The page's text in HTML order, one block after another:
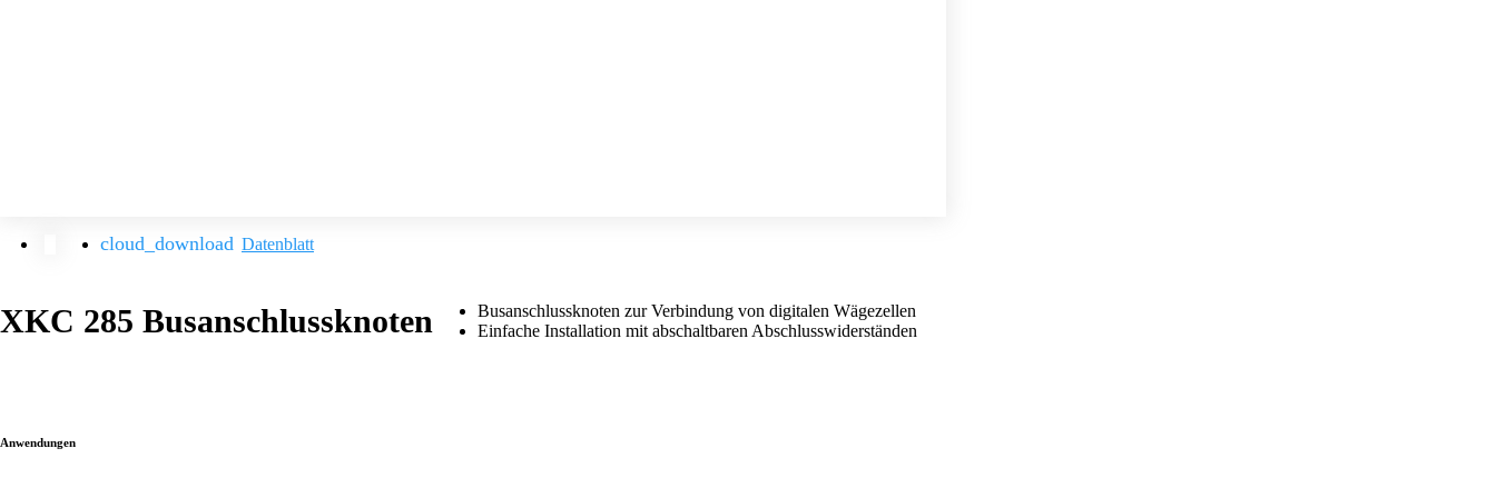
Datenblatt
XKC 285 Busanschlussknoten
Busanschlussknoten zur Verbindung von digitalen Wägezellen
Einfache Installation mit abschaltbaren Abschlusswiderständen
Anwendungen